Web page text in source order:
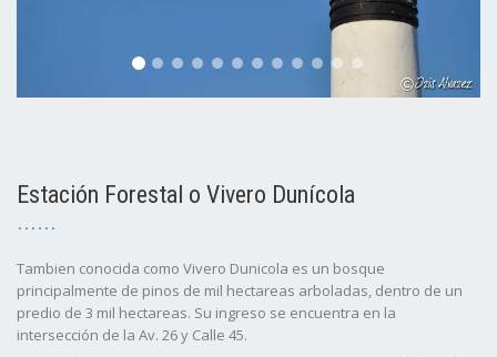
Estación Forestal o Vivero Dunícola
Tambien conocida como Vivero Dunicola es un bosque
principalmente de pinos de mil hectareas arboladas, dentro de un
predio de 3 mil hectareas. Su ingreso se encuentra en la
intersección de la Av. 26 y Calle 45.